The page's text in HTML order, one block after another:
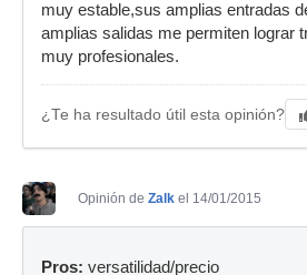
muy estable,sus amplias entradas
amplias salidas me permiten lograr
muy profesionales.
¿Te ha resultado útil esta opinión?
Opinión de Zalk el 14/01/2015
Pros: versatilidad/precio